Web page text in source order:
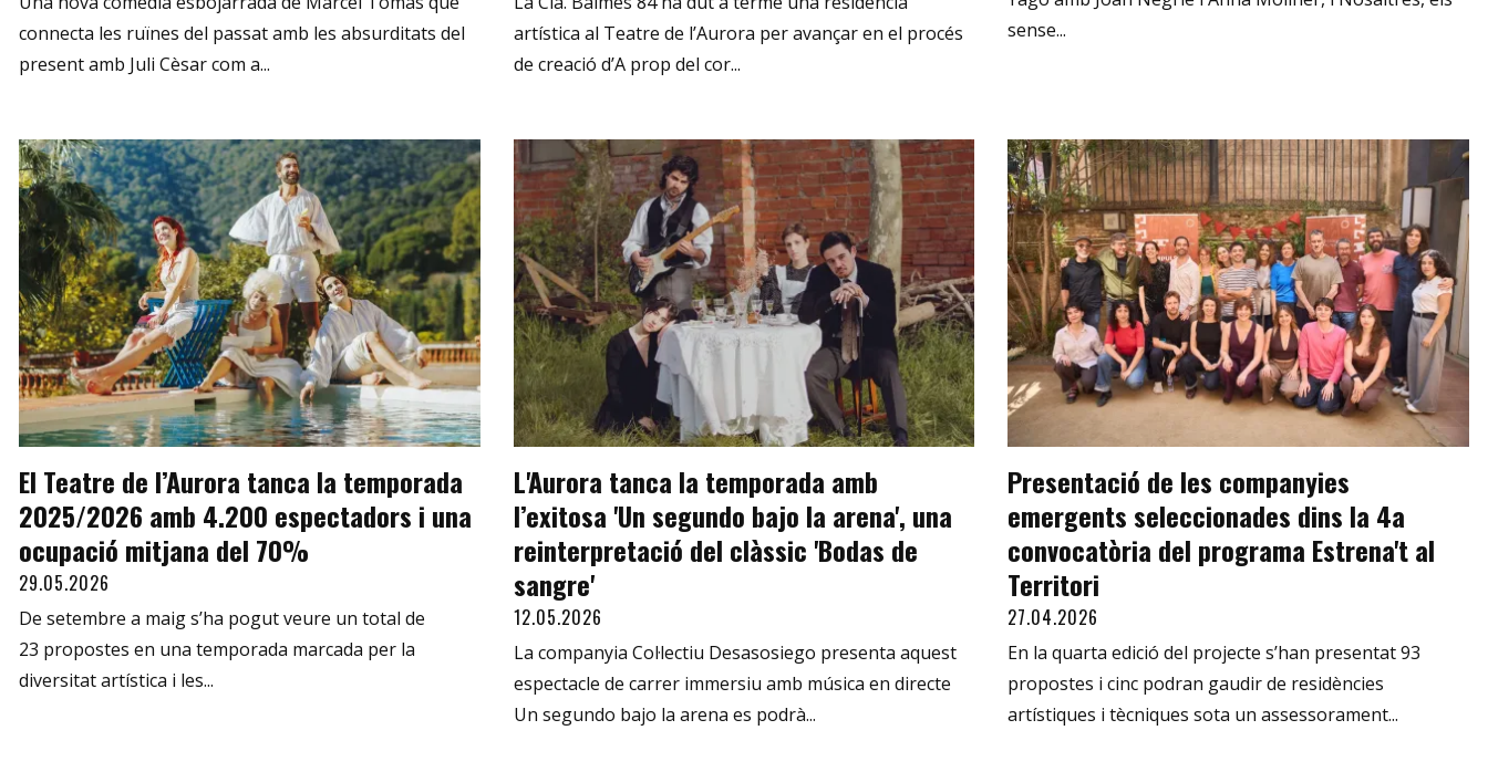
connecta les ruïnes del passat amb les absurditats del
present amb Juli Cèsar com a...
artística al Teatre de l’Aurora per avançar en el procés
de creació d’A prop del cor...
sense...
El Teatre de l’Aurora tanca la temporada
2025/2026 amb 4.200 espectadors i una
ocupació mitjana del 70%
29.05.2026
De setembre a maig s’ha pogut veure un total de
23 propostes en una temporada marcada per la
diversitat artística i les...
L'Aurora tanca la temporada amb
l’exitosa 'Un segundo bajo la arena', una
reinterpretació del clàssic 'Bodas de
sangre'
12.05.2026
La companyia Col·lectiu Desasosiego presenta aquest
espectacle de carrer immersiu amb música en directe
Un segundo bajo la arena es podrà...
Presentació de les companyies
emergents seleccionades dins la 4a
convocatòria del programa Estrena't al
Territori
27.04.2026
En la quarta edició del projecte s’han presentat 93
propostes i cinc podran gaudir de residències
artístiques i tècniques sota un assessorament...